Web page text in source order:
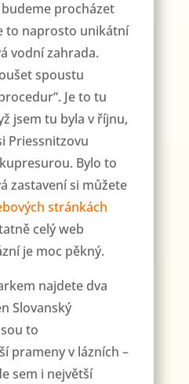
procházet
to naprosto unikátní
vodní zahrada.
spoustu
Je to tu
jsem tu byla v říjnu,
Priessnitzovu
Bylo to
zastavení si můžete
stránkách
celý web
je moc pěkný.
najdete dva
Slovanský
to
prameny v lázních –
sem i největší